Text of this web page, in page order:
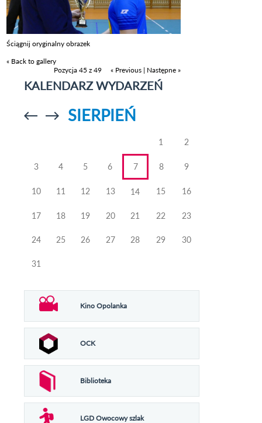
Ściągnij oryginalny obrazek
« Back to gallery
Pozycja 45 z 49
« Previous | Następne »
KALENDARZ WYDARZEŃ
Przejdź doPrzejdź do
SIERPIEŃ
1 2
3 4 5 6 7 8 9
10 11 12 13 14 15 16
17 18 19 20 21 22 23
24 25 26 27 28 29 30
31
Kino Opolanka
OCK
Biblioteka
LGD Owocowy szlak